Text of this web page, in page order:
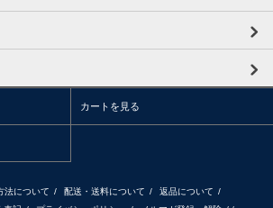
カートを見る
法について / 配送・送料について / 返品について /